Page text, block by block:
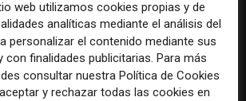
Indefinido Tiempo completo
de marcas y patrocinios
web utilizamos cookies propias y de
analíticas mediante el análisis del
personalizar el contenido mediante sus
con finalidades publicitarias. Para más
consultar nuestra Política de Cookies
y rechazar todas las cookies en